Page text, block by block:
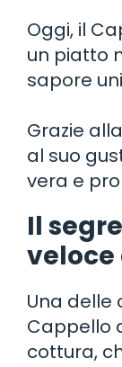
Oggi, il
un piatto
sapore
Grazie
al suo
vera e
Il
veloce
Una delle
Cappello
cottura,